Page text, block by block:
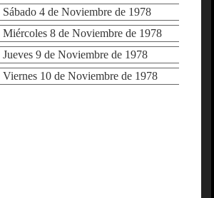
4 de Noviembre de 1978
8 de Noviembre de 1978
9 de Noviembre de 1978
10 de Noviembre de 1978